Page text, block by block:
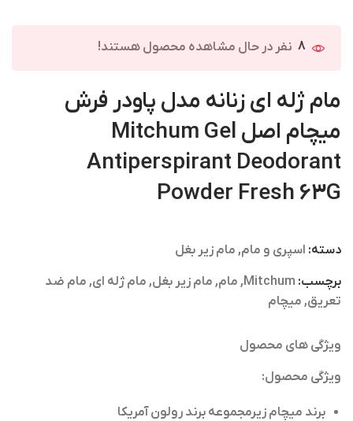
8 نفر در حال مشاهده محصول هستند!
مام ژله ای زنانه مدل پاودر فرش
میچام اصل Mitchum Gel
Antiperspirant Deodorant
Powder Fresh 63G
دسته: اسپری و مام, مام زیر بغل
برچسب: Mitchum
, مام, مام زیر بغل, مام ژله ای, مام ضد
تعریق, میچام
ویژگی های محصول
ویژگی محصول:
برند میچام زیرمجموعه برند رولون آمریکا